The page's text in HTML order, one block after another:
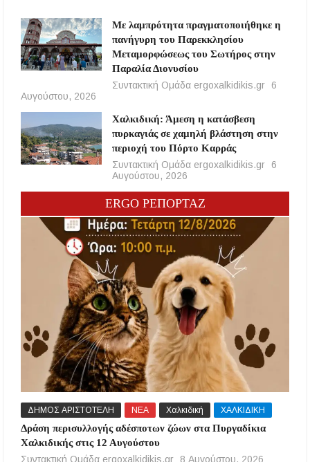
Με λαμπρότητα πραγματοποιήθηκε η
πανήγυρη του Παρεκκλησίου
Μεταμορφώσεως του Σωτήρος στην
Παραλία Διονυσίου
Συντακτική Ομάδα ergoxalkidikis.gr
6
Αυγούστου, 2026
Χαλκιδική: Άμεση η κατάσβεση
πυρκαγιάς σε χαμηλή βλάστηση στην
περιοχή του Πόρτο Καρράς
Συντακτική Ομάδα ergoxalkidikis.gr
6
Αυγούστου, 2026
ERGO ΡΕΠΟΡΤΑΖ
ΔΗΜΟΣ ΑΡΙΣΤΟΤΕΛΗ ΝΕΑ Χαλκιδική ΧΑΛΚΙΔΙΚΗ
Δράση περισυλλογής αδέσποτων ζώων στα Πυργαδίκια
Χαλκιδικής στις 12 Αυγούστου
Συντακτική Ομάδα ergoxalkidikis.gr
8 Αυγούστου, 2026